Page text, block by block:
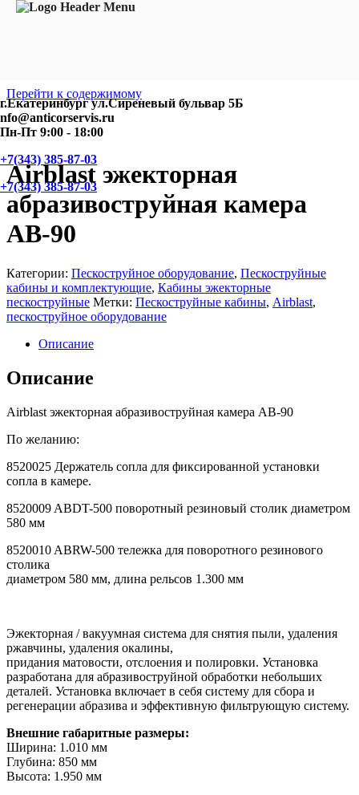
Перейти к содержимому
Airblast эжекторная
абразивоструйная камера
AB-90
Категории: Пескоструйное оборудование, Пескоструйные
кабины и комплектующие, Кабины эжекторные
пескоструйные Метки: Пескоструйные кабины, Airblast,
пескоструйное оборудование
Описание
Описание
Airblast эжекторная абразивоструйная камера AB-90
По желанию:
8520025 Держатель сопла для фиксированной установки
сопла в камере.
8520009 ABDT-500 поворотный резиновый столик диаметром
580 мм
8520010 ABRW-500 тележка для поворотного резинового
столика
диаметром 580 мм, длина рельсов 1.300 мм
Эжекторная / вакуумная система для снятия пыли, удаления
ржавчины, удаления окалины,
придания матовости, отслоения и полировки. Установка
разработана для абразивоструйной обработки небольших
деталей. Установка включает в себя систему для сбора и
регенерации абразива и эффективную фильтрующую систему.
Внешние габаритные размеры:
Ширина: 1.010 мм
Глубина: 850 мм
Высота: 1.950 мм
г.Екатеринбург ул.Сиреневый бульвар 5Б
nfo@anticorservis.ru
Пн-Пт 9:00 - 18:00
+7(343) 385-87-03
+7(343) 385-87-03